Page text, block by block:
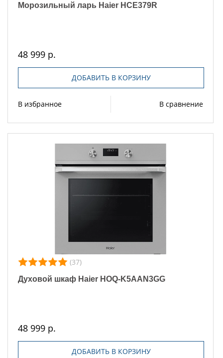
Морозильный ларь Haier HCE379R
48 999 р.
ДОБАВИТЬ В КОРЗИНУ
В избранное В сравнение
(37)
Духовой шкаф Haier HOQ-K5AAN3GG
48 999 р.
ДОБАВИТЬ В КОРЗИНУ